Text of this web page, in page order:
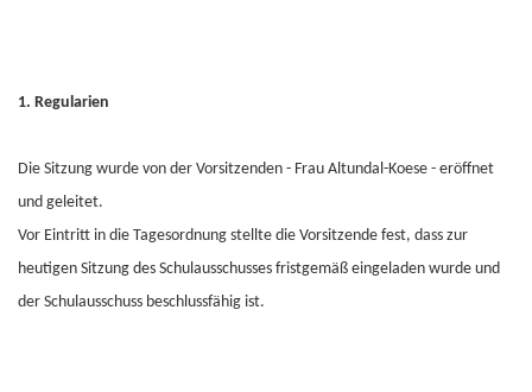
1. Regularien
Die Sitzung wurde von der Vorsitzenden - Frau Altundal-Koese - eröffnet
und geleitet.
Vor Eintritt in die Tagesordnung stellte die Vorsitzende fest, dass zur
heutigen Sitzung des Schulausschusses fristgemäß eingeladen wurde und
der Schulausschuss beschlussfähig ist.